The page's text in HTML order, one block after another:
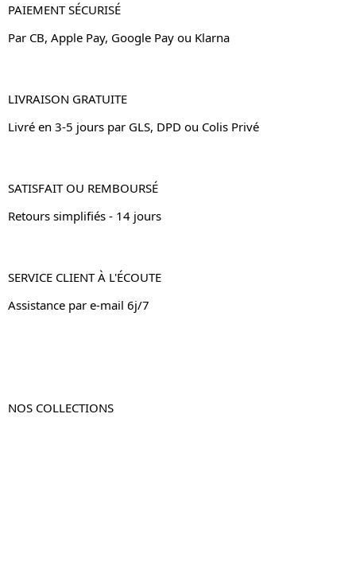
PAIEMENT SÉCURISÉ
Par CB, Apple Pay, Google Pay ou Klarna
LIVRAISON GRATUITE
Livré en 3-5 jours par GLS, DPD ou Colis Privé
SATISFAIT OU REMBOURSÉ
Retours simplifiés - 14 jours
SERVICE CLIENT À L'ÉCOUTE
Assistance par e-mail 6j/7
NOS COLLECTIONS